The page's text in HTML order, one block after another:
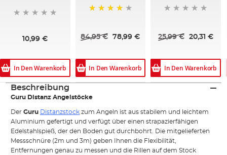
10,99 €
In Den Warenkorb
84,95 € 78,99 €
In Den Warenkorb
25,99 € 20,31 €
In Den Warenkorb
Beschreibung
Guru Distanz Angelstöcke
DerGuru Distanzstock zum Angeln ist aus stabilem und leichtem
Aluminium gefertigt und verfügt über einen strapazierfähigen
Edelstahlspieß, der den Boden gut durchbohrt. Die mitgelieferten
Messschnüre (2m und 3m) geben Ihnen die Flexibilität,
Entfernungen genau zu messen und die Rillen auf dem Stock